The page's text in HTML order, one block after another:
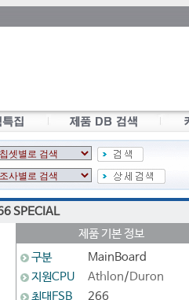
SPECIAL
제품 기본 정보
구분
MainBoard
지원CPU
Athlon/Duron
최대FSB
266